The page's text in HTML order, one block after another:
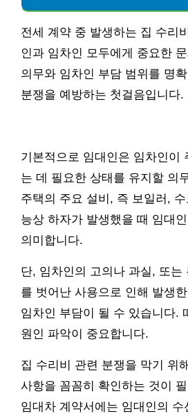
전세 계약 중 발생하는 집 수리
인과 임차인 모두에게 중요한
의무와 임차인 부담 범위를 명
분쟁을 예방하는 첫걸음입니다.
기본적으로 임대인은 임차인이
는 데 필요한 상태를 유지할 의
주택의 주요 설비, 즉 보일러,
능상 하자가 발생했을 때 임대
의미합니다.
단, 임차인의 고의나 과실, 또는
를 벗어난 사용으로 인해 발생
임차인 부담이 될 수 있습니다.
원인 파악이 중요합니다.
집 수리비 관련 분쟁을 막기 위
사항을 꼼꼼히 확인하는 것이
임대차 계약서에는 임대인의 수